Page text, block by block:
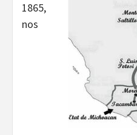
1865,
nos